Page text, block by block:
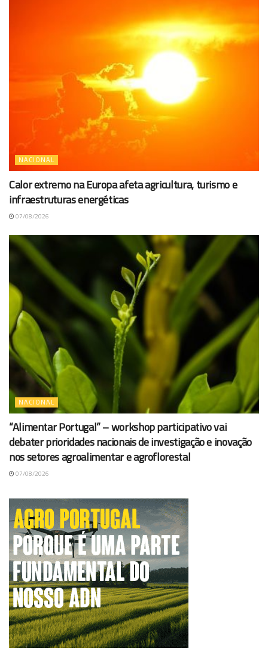
NACIONAL
Calor extremo na Europa afeta agricultura, turismo e
infraestruturas energéticas
07/08/2026
NACIONAL
“Alimentar Portugal” – workshop participativo vai
debater prioridades nacionais de investigação e inovação
nos setores agroalimentar e agroflorestal
07/08/2026